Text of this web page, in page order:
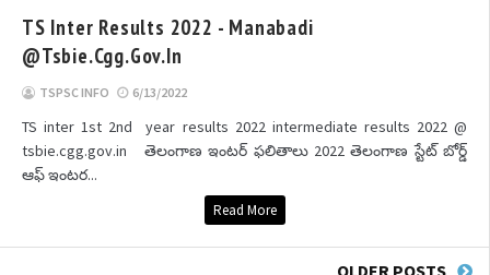
TS Inter Results 2022 - Manabadi
@tsbie.cgg.gov.in
TSPSC INFO 6/13/2022
TS inter 1st 2nd year results 2022 intermediate results 2022 @
tsbie.cgg.gov.in తెలంగాణ ఇంటర్ ఫలితాలు 2022 తెలంగాణ స్టేట్ బోర్డ్
ఆఫ్ ఇంటర...
Read More
OLDER POSTS